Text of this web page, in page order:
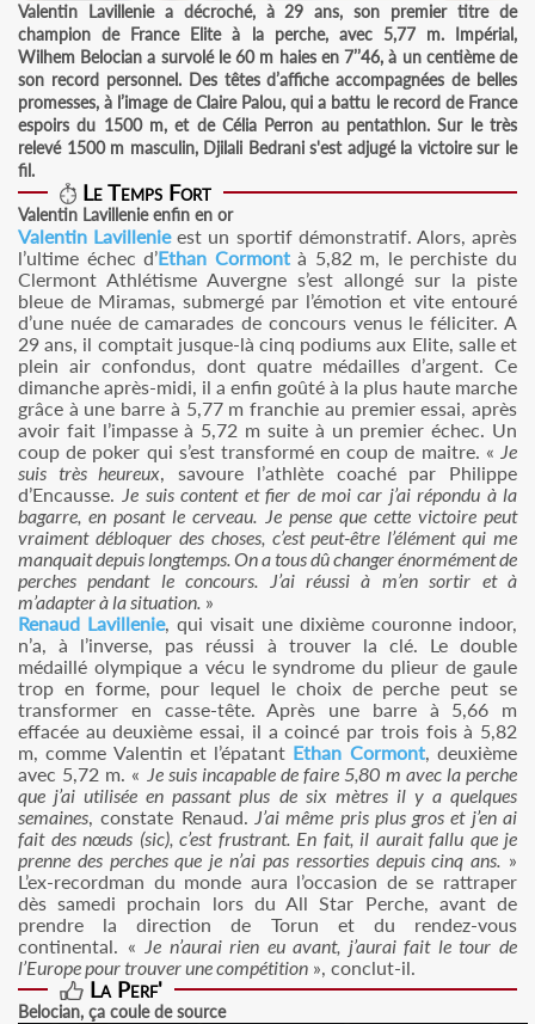
Valentin Lavillenie a décroché, à 29 ans, son premier titre de
champion de France Elite à la perche, avec 5,77 m. Impérial,
Wilhem Belocian a survolé le 60 m haies en 7’’46, à un centième de
son record personnel. Des têtes d’affiche accompagnées de belles
promesses, à l’image de Claire Palou, qui a battu le record de France
espoirs du 1500 m, et de Célia Perron au pentathlon. Sur le très
relevé 1500 m masculin, Djilali Bedrani s'est adjugé la victoire sur le
fil.
Le Temps Fort
Valentin Lavillenie enfin en or
Valentin Lavillenieest un sportif démonstratif. Alors, après
l’ultime échec d’Ethan Cormontà 5,82 m, le perchiste du
Clermont Athlétisme Auvergne s’est allongé sur la piste
bleue de Miramas, submergé par l’émotion et vite entouré
d’une nuée de camarades de concours venus le féliciter. A
29 ans, il comptait jusque-là cinq podiums aux Elite, salle et
plein air confondus, dont quatre médailles d’argent. Ce
dimanche après-midi, il a enfin goûté à la plus haute marche
grâce à une barre à 5,77 m franchie au premier essai, après
avoir fait l’impasse à 5,72 m suite à un premier échec. Un
coup de poker qui s’est transformé en coup de maitre. « Je
suis très heureux, savoure l’athlète coaché par Philippe
d’Encausse. Je suis content et fier de moi car j’ai répondu à la
bagarre, en posant le cerveau. Je pense que cette victoire peut
vraiment débloquer des choses, c’est peut-être l’élément qui me
manquait depuis longtemps. On a tous dû changer énormément de
perches pendant le concours. J’ai réussi à m’en sortir et à
m’adapter à la situation. »
Renaud Lavillenie, qui visait une dixième couronne indoor,
n’a, à l’inverse, pas réussi à trouver la clé. Le double
médaillé olympique a vécu le syndrome du plieur de gaule
trop en forme, pour lequel le choix de perche peut se
transformer en casse-tête. Après une barre à 5,66 m
effacée au deuxième essai, il a coincé par trois fois à 5,82
m, comme Valentin et l’épatant Ethan Cormont, deuxième
avec 5,72 m. « Je suis incapable de faire 5,80 m avec la perche
que j’ai utilisée en passant plus de six mètres il y a quelques
semaines, constate Renaud. J’ai même pris plus gros et j’en ai
fait des nœuds (sic), c’est frustrant. En fait, il aurait fallu que je
prenne des perches que je n’ai pas ressorties depuis cinq ans. »
L’ex-recordman du monde aura l’occasion de se rattraper
dès samedi prochain lors du All Star Perche, avant de
prendre la direction de Torun et du rendez-vous
continental. « Je n’aurai rien eu avant, j’aurai fait le tour de
l’Europe pour trouver une compétition », conclut-il.
La Perf'
Belocian, ça coule de source